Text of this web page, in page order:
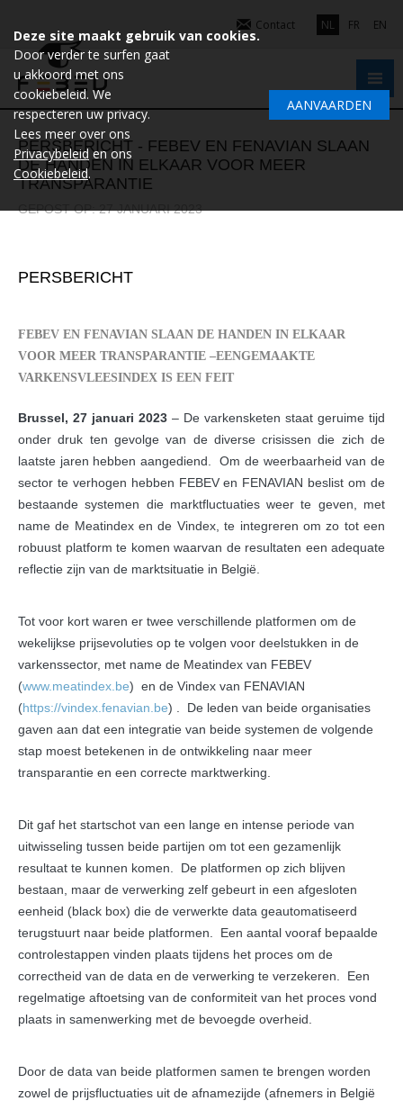
Contact NL FR EN
PERSBERICHT - FEBEV EN FENAVIAN SLAAN
DE HANDEN IN ELKAAR VOOR MEER
TRANSPARANTIE
GEPOST OP: 27 JANUARI 2023
PERSBERICHT
FEBEV EN FENAVIAN SLAAN DE HANDEN IN ELKAAR
VOOR MEER TRANSPARANTIE –EENGEMAAKTE
VARKENSVLEESINDEX IS EEN FEIT
Brussel, 27 januari 2023 – De varkensketen staat geruime tijd
onder druk ten gevolge van de diverse crisissen die zich de
laatste jaren hebben aangediend. Om de weerbaarheid van de
sector te verhogen hebben FEBEV en FENAVIAN beslist om de
bestaande systemen die marktfluctuaties weer te geven, met
name de Meatindex en de Vindex, te integreren om zo tot een
robuust platform te komen waarvan de resultaten een adequate
reflectie zijn van de marktsituatie in België.
Tot voor kort waren er twee verschillende platformen om de
wekelijkse prijsevoluties op te volgen voor deelstukken in de
varkenssector, met name de Meatindex van FEBEV
(www.meatindex.be) en de Vindex van FENAVIAN
(https://vindex.fenavian.be) . De leden van beide organisaties
gaven aan dat een integratie van beide systemen de volgende
stap moest betekenen in de ontwikkeling naar meer
transparantie en een correcte marktwerking.
Dit gaf het startschot van een lange en intense periode van
uitwisseling tussen beide partijen om tot een gezamenlijk
resultaat te kunnen komen. De platformen op zich blijven
bestaan, maar de verwerking zelf gebeurt in een afgesloten
eenheid (black box) die de verwerkte data geautomatiseerd
terugstuurt naar beide platformen. Een aantal vooraf bepaalde
controlestappen vinden plaats tijdens het proces om de
correctheid van de data en de verwerking te verzekeren. Een
regelmatige aftoetsing van de conformiteit van het proces vond
plaats in samenwerking met de bevoegde overheid.
Door de data van beide platformen samen te brengen worden
zowel de prijsfluctuaties uit de afnamezijde (afnemers in België
Deze site maakt gebruik van cookies.
Door verder te surfen gaat
u akkoord met ons
cookiebeleid. We
respecteren uw privacy.
Lees meer over ons
Privacybeleiden ons
Cookiebeleid.
AANVAARDEN